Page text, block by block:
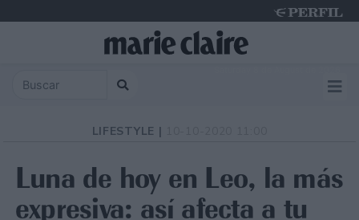
LIFESTYLE |
Luna de hoy en Leo, la más
expresiva: así afecta a tu